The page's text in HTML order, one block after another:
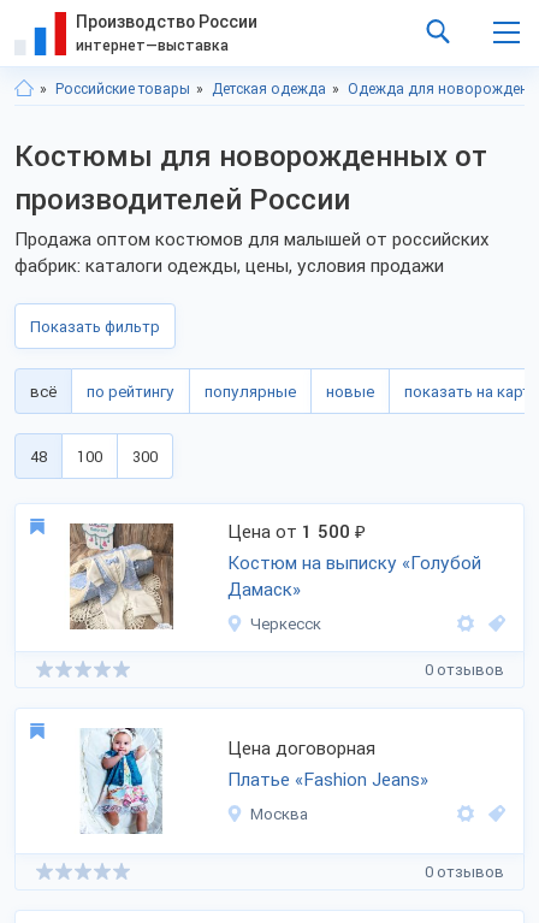
Производство России
интернет—выставка
Российские товары Детская одежда Одежда для
Костюмы для новорожденных от
производителей России
Продажа оптом костюмов для малышей от российских
фабрик: каталоги одежды, цены, условия продажи
Показать фильтр
всё по рейтингу популярные новые показать на карте
48 100 300
Цена от 1 500 ₽
Костюм на выписку «Голубой
Дамаск»
Черкесск
0 отзывов
Цена договорная
Платье «Fashion Jeans»
Москва
0 отзывов